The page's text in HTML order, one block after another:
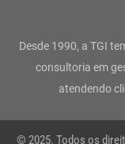
g
r
a
m
o
o
k
-
Desde 1990, a TGI
consultoria em
atendendo
© 2025. Todos os